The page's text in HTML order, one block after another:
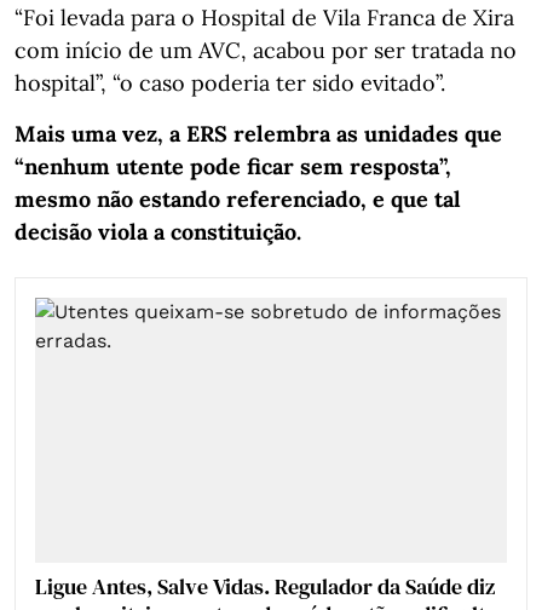
“Foi levada para o Hospital de Vila Franca de Xira
com início de um AVC, acabou por ser tratada no
hospital”, “o caso poderia ter sido evitado”.
Mais uma vez, a ERS relembra as unidades que
“nenhum utente pode ficar sem resposta”,
mesmo não estando referenciado, e que tal
decisão viola a constituição.
Ligue Antes, Salve Vidas. Regulador da Saúde diz